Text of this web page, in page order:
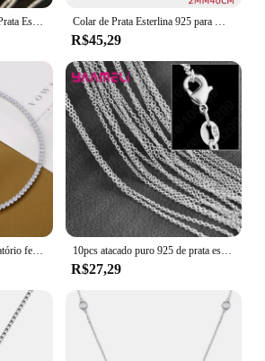
S925 Colar Espumante de Prata Esterlina para Mulheres, Pingente de Diamante Branco Redondo, Corrente Galáctica, Leve, Luxo, Joia Popular Colar de Prata Esterlina 925 para Mulheres, Corrente De Zircão, Charme De Noivado Simples, Jóias De Casamento, Fashion, 2mm, 4mm
R$45,29
Colar de diamante de laboratório feminino, ouro branco, colares de festa de casamento, tênis nupcial, joias da moda, 4mm 10pcs atacado puro 925 de prata esterlina charme elo da cadeia colar de jóias com forte suave fechos de lagosta 16-30 polegadas
R$27,29